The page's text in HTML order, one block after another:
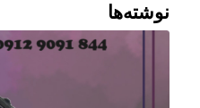
نوشته‌ها